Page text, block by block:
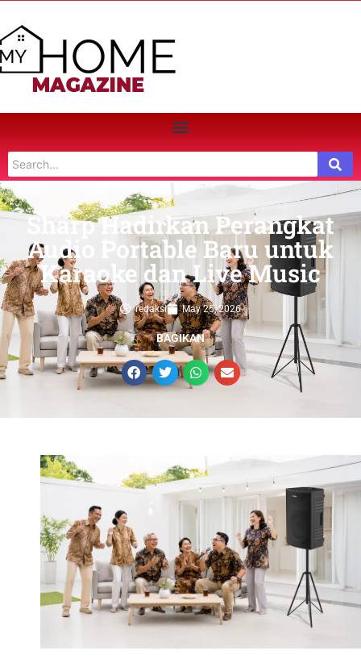
Sharp Hadirkan Perangkat
Audio Portable Baru untuk
Karaoke dan Live Music
redaksi May 25, 2026
BAGIKAN